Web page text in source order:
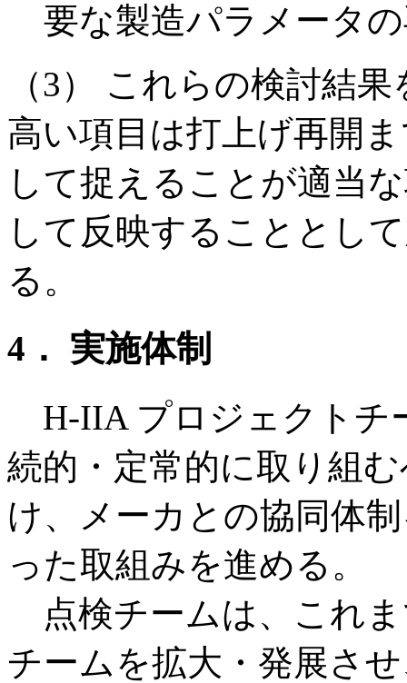
要な製造パラメータ
（3） これらの検討結
高い項目は打上げ再開
して捉えることが適当
して反映することとし
る。
4． 実施体制
H-IIA プロジェクトチ
続的・定常的に取り組
け、メーカとの協同体
った取組みを進める。
点検チームは、これ
チームを拡大・発展さ